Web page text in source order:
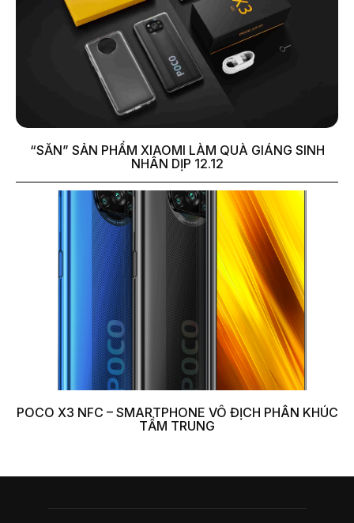
“SĂN” SẢN PHẨM XIAOMI LÀM QUÀ GIÁNG SINH
NHÂN DỊP 12.12
POCO X3 NFC – SMARTPHONE VÔ ĐỊCH PHÂN KHÚC
TẦM TRUNG